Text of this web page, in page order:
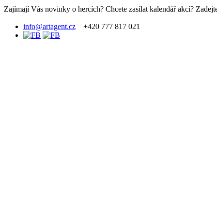
Zajímají Vás novinky o hercích? Chcete zasílat kalendář akcí?
info@artagent.cz +420 777 817 021